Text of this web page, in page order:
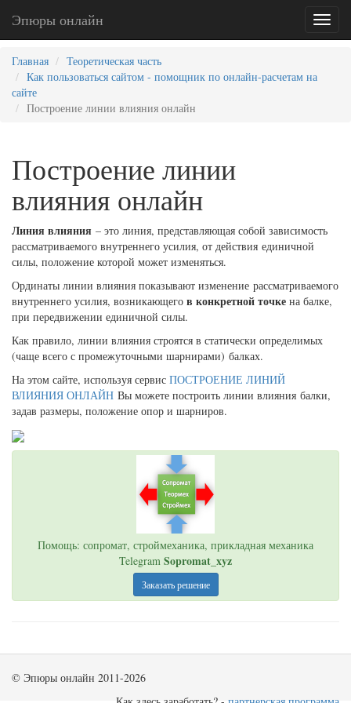
Toggle
Эпюры онлайн
Главная
Теоретическая часть
Как пользоваться сайтом - помощник по онлайн-расчетам на
сайте
Построение линии влияния онлайн
Построение линии
влияния онлайн
Линия влияния – это линия, представляющая собой зависимость
рассматриваемого внутреннего усилия, от действия единичной
силы, положение которой может изменяться.
Ординаты линии влияния показывают изменение рассматриваемого
внутреннего усилия, возникающего в конкретной точке на балке,
при передвижении единичной силы.
Как правило, линии влияния строятся в статически определимых
(чаще всего с промежуточными шарнирами) балках.
На этом сайте, используя сервис ПОСТРОЕНИЕ ЛИНИЙ
ВЛИЯНИЯ ОНЛАЙН Вы можете построить линии влияния балки,
задав размеры, положение опор и шарниров.
Помощь: сопромат, строймеханика, прикладная механика
Telegram Sopromat_xyz
Заказать решение
© Эпюры онлайн 2011-2026